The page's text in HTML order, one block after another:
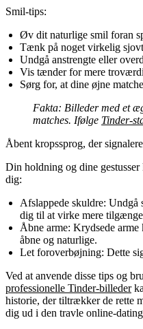
Smil-tips:
Øv dit naturlige smil foran
Tænk på noget virkelig
Undgå anstrengte eller
Vis tænder for mere
Sørg for, at dine øjne
Fakta: Billeder med et
matches. Ifølge Tinder-
Åbent kropssprog, der
Din holdning og dine
dig:
Afslappede skuldre: Undgå
dig til at virke mere
Åbne arme: Krydsede arme
åbne og naturlige.
Let foroverbøjning: Dette
Ved at anvende disse tips og
professionelle Tinder-billeder
historie, der tiltrækker de rette
dig ud i den travle online-